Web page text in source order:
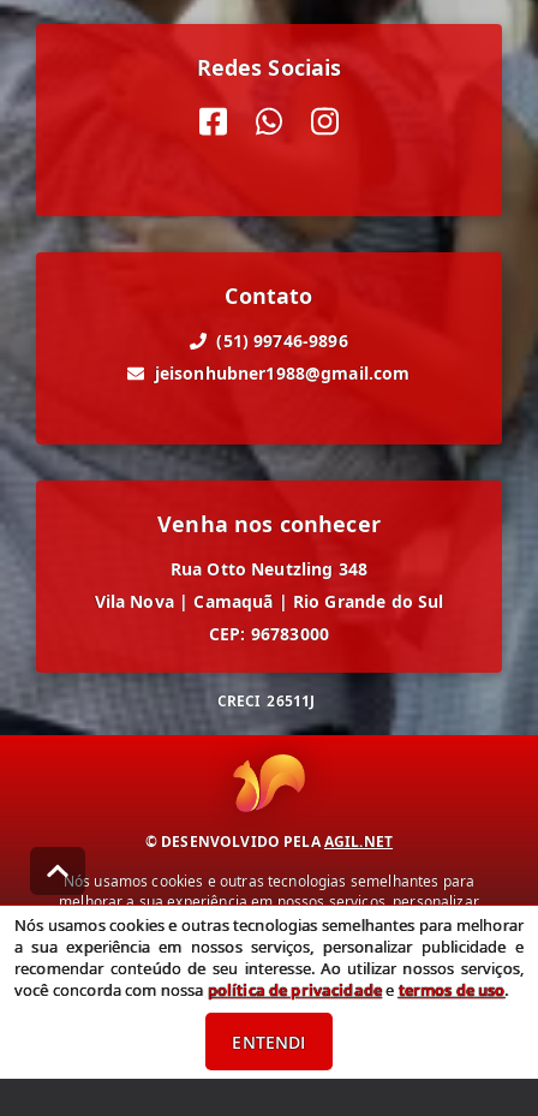
Redes Sociais
Contato
(51) 99746-9896
jeisonhubner1988@gmail.com
Venha nos conhecer
Rua Otto Neutzling 348
Vila Nova | Camaquã | Rio Grande do Sul
CEP: 96783000
CRECI 26511J
© DESENVOLVIDO PELAAGIL.NET
Nós usamos cookies e outras tecnologias semelhantes para
melhorar a sua experiência em nossos serviços, personalizar
publicidade e recomendar conteúdo de seu interesse. Ao utilizar
nossos serviços, você concorda com nossa política de privacidade e
termos de uso.
Política de Privacidade Termos de uso
Nós usamos cookies e outras tecnologias semelhantes para melhorar
a sua experiência em nossos serviços, personalizar publicidade e
recomendar conteúdo de seu interesse. Ao utilizar nossos serviços,
você concorda com nossa política de privacidadeetermos de uso.
ENTENDI